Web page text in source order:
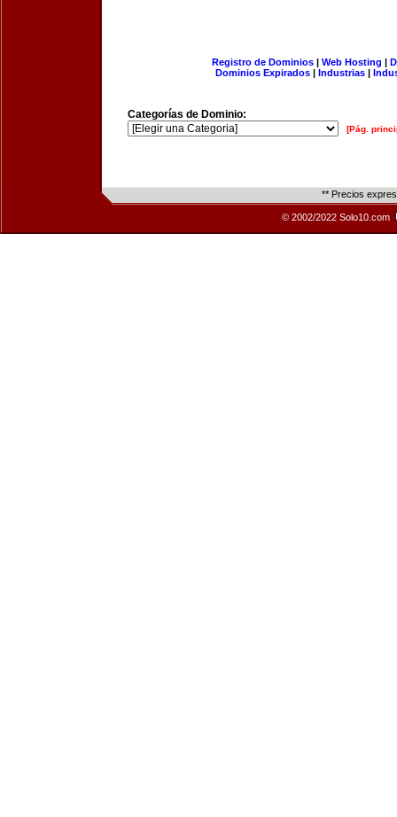
Registro de Dominios| Web Hosting |
Dominios Expirados | Industrias |
Categorías de Dominio:
[Pág.
** Precios
© 2002/2022 Solo10.com